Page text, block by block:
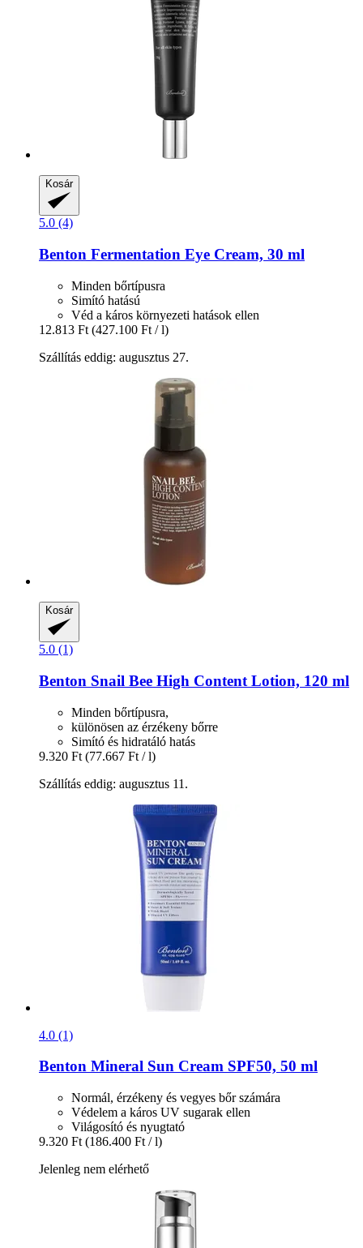
Kosár
5.0 (4)
Benton Fermentation Eye Cream, 30 ml
Minden bőrtípusra
Simító hatású
Véd a káros környezeti hatások ellen
12.813 Ft (427.100 Ft / l)
Szállítás eddig: augusztus 27.
Kosár
5.0 (1)
Benton Snail Bee High Content Lotion, 120 ml
Minden bőrtípusra,
különösen az érzékeny bőrre
Simító és hidratáló hatás
9.320 Ft (77.667 Ft / l)
Szállítás eddig: augusztus 11.
4.0 (1)
Benton Mineral Sun Cream SPF50, 50 ml
Normál, érzékeny és vegyes bőr számára
Védelem a káros UV sugarak ellen
Világosító és nyugtató
9.320 Ft (186.400 Ft / l)
Jelenleg nem elérhető